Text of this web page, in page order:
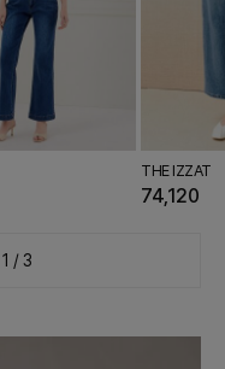
THE IZZAT
74,120
1 / 3